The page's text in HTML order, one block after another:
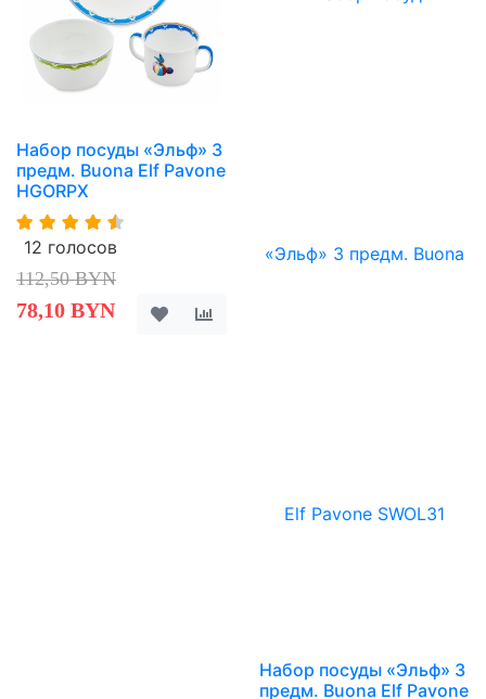
Набор посуды «Эльф» 3
предм. Buona Elf Pavone
HGORPX
12 голосов
112,50 BYN
78,10 BYN
Набор посуды «Эльф» 3
предм. Buona Elf Pavone